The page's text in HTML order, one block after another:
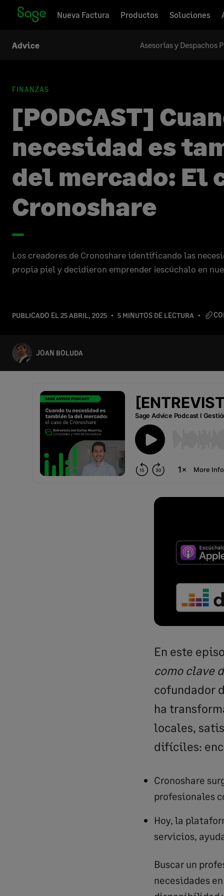
Nueva Factura
Productos Soluciones
Advice Asesorías y Despachos
FINANZAS
[PODCAST]
necesidad es
del mercado: El
Cronoshare
Los creadores de Cronoshare identificando las
propia piel y decidieron emprender ¡escúchalo en
PUBLICADO EL25 ABRIL, 2025 5 MINUTOS DE LECTURA
JOAN BOLUDA
En este
como clave
cofundador
ha
locales,
difíciles:
Cronoshare
profesionales
Hoy, la
servicios,
Buscar un
necesidades